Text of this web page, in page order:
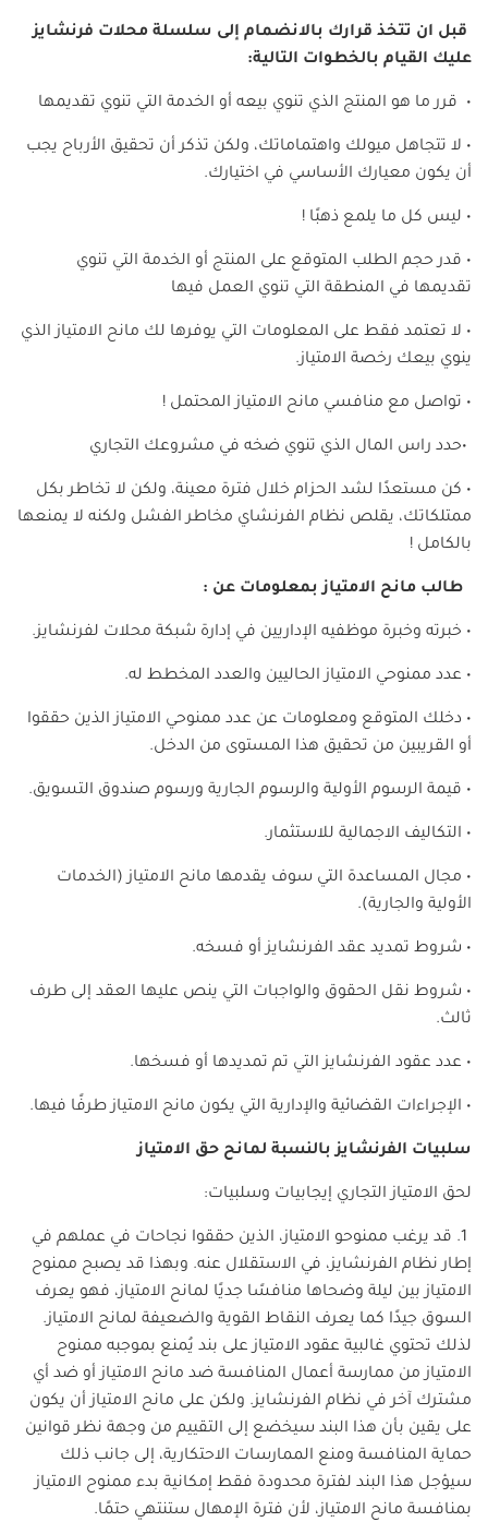
قبل ان تتخذ قرارك بالانضمام إلى سلسلة محلات فرنشايز
عليك القيام بالخطوات التالية:
• قرر ما هو المنتج الذي تنوي بيعه أو الخدمة التي تنوي تقديمها
• لا تتجاهل ميولك واهتماماتك، ولكن تذكر أن تحقيق الأرباح يجب
أن يكون معيارك الأساسي في اختيارك.
• ليس كل ما يلمع ذهبًا !
• قدر حجم الطلب المتوقع على المنتج أو الخدمة التي تنوي
تقديمها في المنطقة التي تنوي العمل فيها
• لا تعتمد فقط على المعلومات التي يوفرها لك مانح الامتياز الذي
ينوي بيعك رخصة الامتياز.
• تواصل مع منافسي مانح الامتياز المحتمل !
•حدد راس المال الذي تنوي ضخه في مشروعك التجاري
• كن مستعدًا لشد الحزام خلال فترة معينة، ولكن لا تخاطر بكل
ممتلكاتك، يقلص نظام الفرنشاي مخاطر الفشل ولكنه لا يمنعها
بالكامل !
طالب مانح الامتياز بمعلومات عن :
• خبرته وخبرة موظفيه الإداريين في إدارة شبكة محلات لفرنشايز.
• عدد ممنوحي الامتياز الحاليين والعدد المخطط له.
• دخلك المتوقع ومعلومات عن عدد ممنوحي الامتياز الذين حققوا
أو القريبين من تحقيق هذا المستوى من الدخل.
• قيمة الرسوم الأولية والرسوم الجارية ورسوم صندوق التسويق.
• التكاليف الاجمالية للاستثمار.
• مجال المساعدة التي سوف يقدمها مانح الامتياز (الخدمات
الأولية والجارية).
• شروط تمديد عقد الفرنشايز أو فسخه.
• شروط نقل الحقوق والواجبات التي ينص عليها العقد إلى طرف
ثالث.
• عدد عقود الفرنشايز التي تم تمديدها أو فسخها.
• الإجراءات القضائية والإدارية التي يكون مانح الامتياز طرفًا فيها.
سلبيات الفرنشايز بالنسبة لمانح حق الامتياز
لحق الامتياز التجاري إيجابيات وسلبيات:
1. قد يرغب ممنوحو الامتياز، الذين حققوا نجاحات في عملهم في
إطار نظام الفرنشايز، في الاستقلال عنه. وبهذا قد يصبح ممنوح
الامتياز بين ليلة وضحاها منافسًا جديًا لمانح الامتياز، فهو يعرف
السوق جيدًا كما يعرف النقاط القوية والضعيفة لمانح الامتياز.
لذلك تحتوي غالبية عقود الامتياز على بند يُمنع بموجبه ممنوح
الامتياز من ممارسة أعمال المنافسة ضد مانح الامتياز أو ضد أي
مشترك آخر في نظام الفرنشايز. ولكن على مانح الامتياز أن يكون
على يقين بأن هذا البند سيخضع إلى التقييم من وجهة نظر قوانين
حماية المنافسة ومنع الممارسات الاحتكارية، إلى جانب ذلك
سيؤجل هذا البند لفترة محدودة فقط إمكانية بدء ممنوح الامتياز
بمنافسة مانح الامتياز، لأن فترة الإمهال ستنتهي حتمًا.